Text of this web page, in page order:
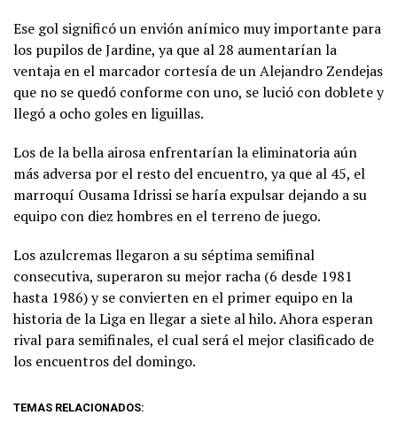
Ese gol significó un envión anímico muy importante para
los pupilos de Jardine, ya que al 28 aumentarían la
ventaja en el marcador cortesía de un Alejandro Zendejas
que no se quedó conforme con uno, se lució con doblete y
llegó a ocho goles en liguillas.
Los de la bella airosa enfrentarían la eliminatoria aún
más adversa por el resto del encuentro, ya que al 45, el
marroquí Ousama Idrissi se haría expulsar dejando a su
equipo con diez hombres en el terreno de juego.
Los azulcremas llegaron a su séptima semifinal
consecutiva, superaron su mejor racha (6 desde 1981
hasta 1986) y se convierten en el primer equipo en la
historia de la Liga en llegar a siete al hilo. Ahora esperan
rival para semifinales, el cual será el mejor clasificado de
los encuentros del domingo.
TEMAS RELACIONADOS: